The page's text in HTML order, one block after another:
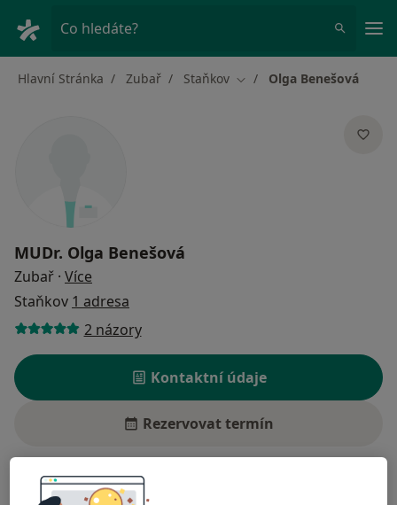
Co hledáte?
Hlavní Stránka Zubař Staňkov Změna města
Olga Benešová
MUDr. Olga Benešová
Zubař · Více
Staňkov 1 adresa
2 názory
Kontaktní údaje
Rezervovat termín
Ceník Adresy